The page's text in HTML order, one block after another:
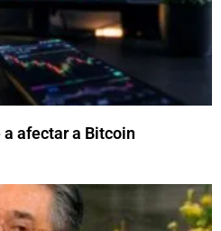
afectar a Bitcoin